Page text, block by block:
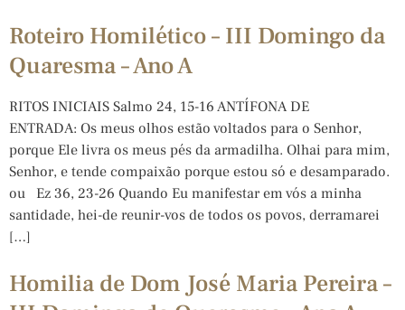
Roteiro Homilético – III Domingo da
Quaresma – Ano A
RITOS INICIAIS Salmo 24, 15-16 ANTÍFONA DE
ENTRADA: Os meus olhos estão voltados para o Senhor,
porque Ele livra os meus pés da armadilha. Olhai para mim,
Senhor, e tende compaixão porque estou só e desamparado.
ou Ez 36, 23-26 Quando Eu manifestar em vós a minha
santidade, hei-de reunir-vos de todos os povos, derramarei
[…]
Homilia de Dom José Maria Pereira –